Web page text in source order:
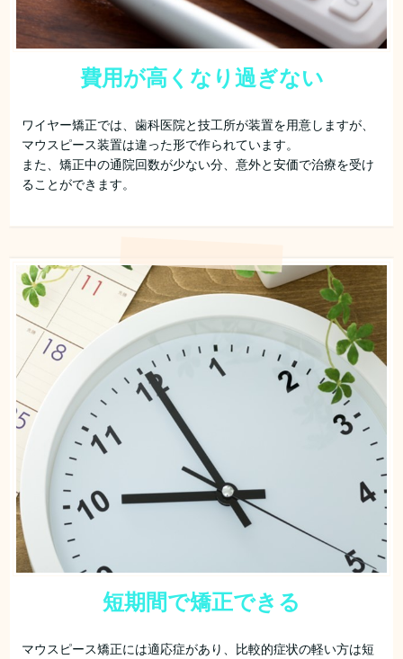
費用が高くなり過ぎない
ワイヤー矯正では、歯科医院と技工所が装置を用意しますが、
マウスピース装置は違った形で作られています。
また、矯正中の通院回数が少ない分、意外と安価で治療を受け
ることができます。
短期間で矯正できる
マウスピース矯正には適応症があり、比較的症状の軽い方は短